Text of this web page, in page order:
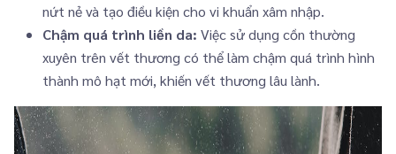
nứt nẻ và tạo điều kiện cho vi khuẩn xâm nhập.
Chậm quá trình liền da: Việc sử dụng cồn thường
xuyên trên vết thương có thể làm chậm quá trình hình
thành mô hạt mới, khiến vết thương lâu lành.